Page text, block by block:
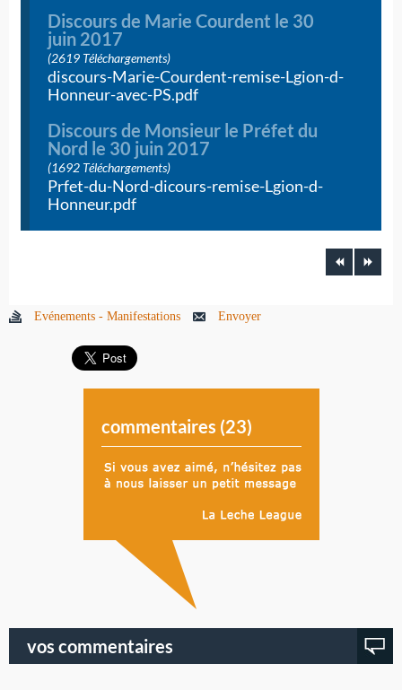
Discours de Marie Courdent le 30
juin 2017
(2619 Téléchargements)
discours-Marie-Courdent-remise-Lgion-d-
Honneur-avec-PS.pdf
Discours de Monsieur le Préfet du
Nord le 30 juin 2017
(1692 Téléchargements)
Prfet-du-Nord-dicours-remise-Lgion-d-
Honneur.pdf
Evénements - Manifestations Envoyer
commentaires (23)
vos commentaires